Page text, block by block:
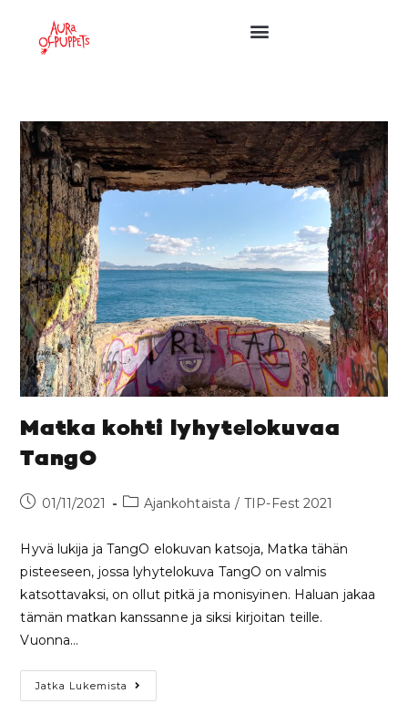
Matka kohti lyhytelokuvaa
TangO
01/11/2021 Ajankohtaista / TIP-Fest 2021
Hyvä lukija ja TangO elokuvan katsoja, Matka tähän
pisteeseen, jossa lyhytelokuva TangO on valmis
katsottavaksi, on ollut pitkä ja monisyinen. Haluan jakaa
tämän matkan kanssanne ja siksi kirjoitan teille.
Vuonna…
Jatka Lukemista